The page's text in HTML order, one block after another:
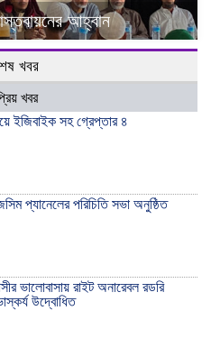
আহ্বান
খবর
খবর
ইজিবাইক সহ গ্রেপ্তার ৪
প্যানেলের পরিচিতি সভা অনুষ্ঠিত
ভালোবাসায় রাইট অনারেবল রডরি
উদ্বোধিত